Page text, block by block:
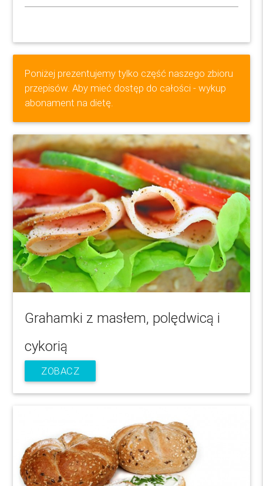
Poniżej prezentujemy tylko część naszego zbioru
przepisów. Aby mieć dostęp do całości - wykup
abonament na dietę.
Grahamki z masłem, polędwicą i
cykorią
ZOBACZ